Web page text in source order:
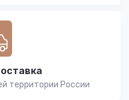
территории России